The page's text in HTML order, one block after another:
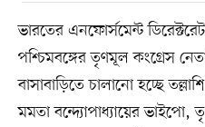
ভারতের এনফোর্সমেন্ট
পশ্চিমবঙ্গের তৃণমূল কংগ্রেস
বাসাবাড়িতে চালানো হচ্ছে
মমতা বন্দ্যোপাধ্যায়ের ভাইপো,